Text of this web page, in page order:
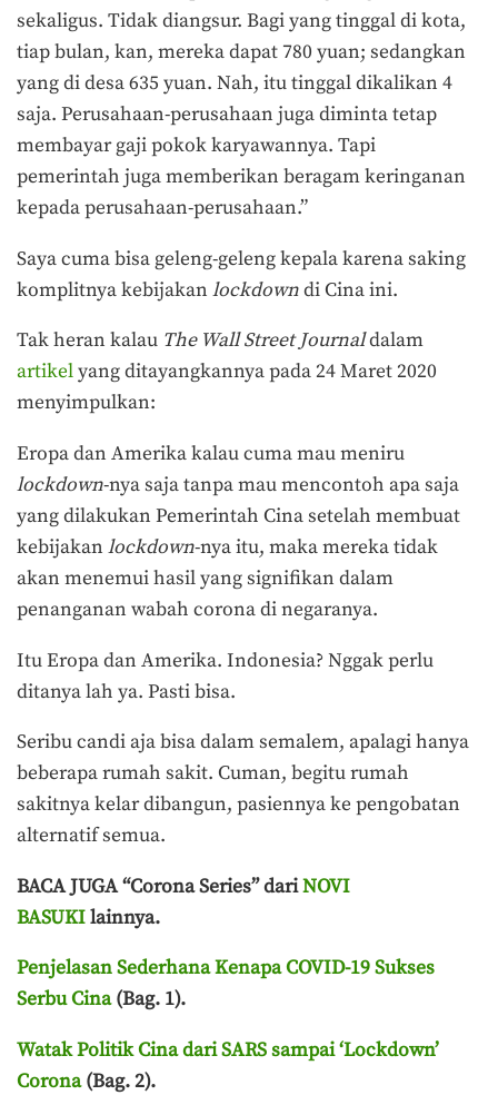
sekaligus. Tidak diangsur. Bagi yang tinggal di kota,
tiap bulan, kan, mereka dapat 780 yuan; sedangkan
yang di desa 635 yuan. Nah, itu tinggal dikalikan 4
saja. Perusahaan-perusahaan juga diminta tetap
membayar gaji pokok karyawannya. Tapi
pemerintah juga memberikan beragam keringanan
kepada perusahaan-perusahaan.”
Saya cuma bisa geleng-geleng kepala karena saking
komplitnya kebijakan lockdowndi Cina ini.
Tak heran kalau The Wall Street Journaldalam
artikelyang ditayangkannya pada 24 Maret 2020
menyimpulkan:
Eropa dan Amerika kalau cuma mau meniru
lockdown-nya saja tanpa mau mencontoh apa saja
yang dilakukan Pemerintah Cina setelah membuat
kebijakan lockdown-nya itu, maka mereka tidak
akan menemui hasil yang signifikan dalam
penanganan wabah corona di negaranya.
Itu Eropa dan Amerika. Indonesia? Nggak perlu
ditanya lah ya. Pasti bisa.
Seribu candi aja bisa dalam semalem, apalagi hanya
beberapa rumah sakit. Cuman, begitu rumah
sakitnya kelar dibangun, pasiennya ke pengobatan
alternatif semua.
BACA JUGA “Corona Series” dariNOVI
BASUKIlainnya.
Penjelasan Sederhana Kenapa COVID-19 Sukses
Serbu Cina(Bag. 1).
Watak Politik Cina dari SARS sampai ‘Lockdown’
Corona(Bag. 2).